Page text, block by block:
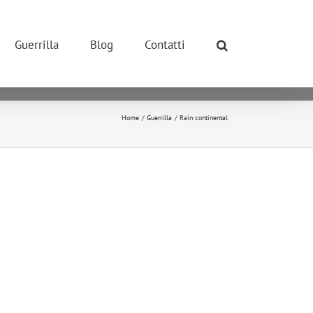
Guerrilla Blog Contatti
Home Guerrilla Rain continental